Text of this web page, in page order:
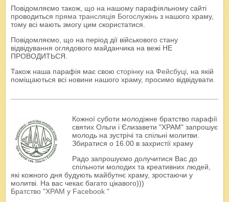
Повідомляємо також, що на нашому парафіяльному сайті
проводиться пряма трансляція Богослужінь з нашого храму,
тому всі мають змогу цим скористатися.
Повідомляємо, що на період дії військового стану
відвідування оглядового майданчика на вежі НЕ
ПРОВОДИТЬСЯ.
Також наша парафія має свою сторінку на Фейсбуці, на якій
поміщаються всі новини нашого храму, просимо відвідувати.
Кожної суботи молодіжне братство парафії
святих Ольги і Єлизавети "ХРАМ" запрошує
молодь на зустрічі та спільні молитви.
Збиратися о 16.00 в захристії храму
Радо запрошуємо долучитися Вас до
спільноти молодих та креативних людей,
які кожного дня будують майбутнє храму, зростаючи у
молитві. На вас чекає багато цікавого)))
Братство "ХРАМ у Facebook "